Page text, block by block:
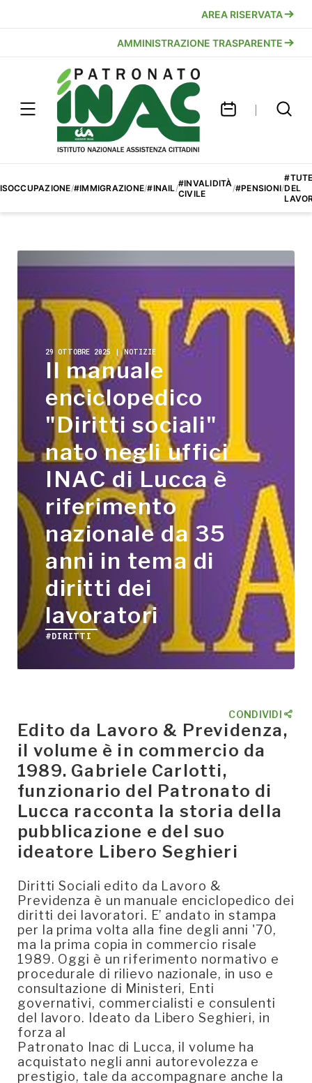
AREA RISERVATA
AMMINISTRAZIONE TRASPARENTE
/#IMMIGRAZIONE/#INAIL/#INVALIDITÀ
CIVILE
/#PENSIONI/DEL
29 OTTOBRE 2025 | NOTIZIE
Il manuale
enciclopedico
"Diritti sociali"
nato negli uffici
INAC di Lucca è
riferimento
nazionale da 35
anni in tema di
diritti dei
lavoratori
#DIRITTI
CONDIVIDI
Edito da Lavoro & Previdenza,
il volume è in commercio da
1989. Gabriele Carlotti,
funzionario del Patronato di
Lucca racconta la storia della
pubblicazione e del suo
ideatore Libero Seghieri
Diritti Sociali edito da Lavoro &
Previdenza è un manuale enciclopedico dei
diritti dei lavoratori. E’ andato in stampa
per la prima volta alla fine degli anni '70,
ma la prima copia in commercio risale
1989. Oggi è un riferimento normativo e
procedurale di rilievo nazionale, in uso e
consultazione di Ministeri, Enti
governativi, commercialisti e consulenti
del lavoro. Ideato da Libero Seghieri, in
forza al
Patronato Inac di Lucca, il volume ha
acquistato negli anni autorevolezza e
prestigio, tale da accompagnare anche la